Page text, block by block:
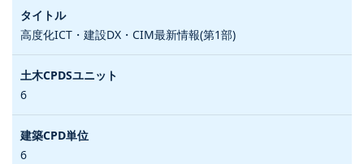
高度化ICT・建設DX・CIM最新情報(第1部)
6
6